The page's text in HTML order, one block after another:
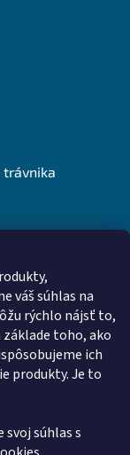
váš súhlas na
rýchlo nájsť to,
základe toho, ako
ich
produkty. Je to
svoj súhlas s